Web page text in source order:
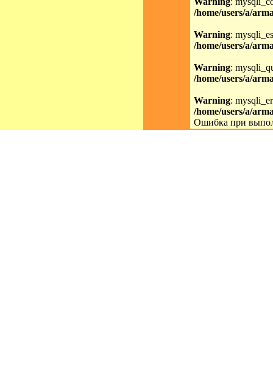
/home/users/a/
Warning:
/home/users/a/
Warning:
/home/users/a/
Warning:
/home/users/a/
Ошибка при